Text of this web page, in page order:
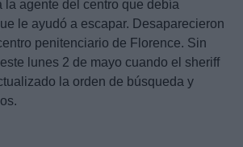
la agente del centro que debía
le ayudó a escapar. Desaparecieron
penitenciario de Florence. Sin
lunes 2 de mayo cuando el sheriff
la orden de búsqueda y